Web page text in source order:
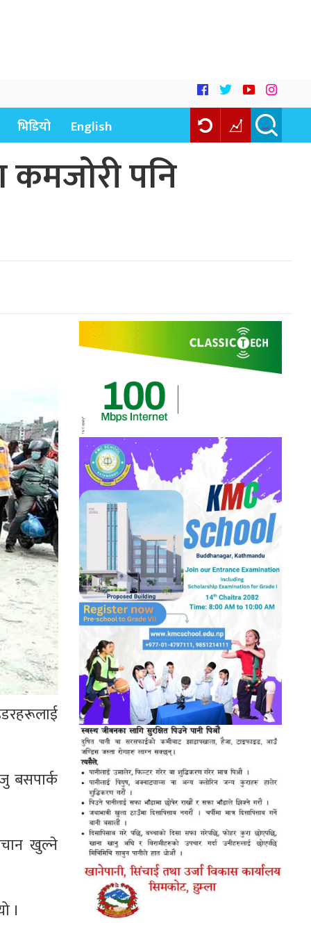
भिडियो English
कमजोरी पनि
बसपार्क
खुल्ने
।